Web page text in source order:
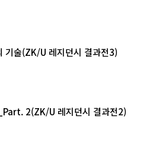
기술(ZK/U 레지던시 결과전3)
2(ZK/U 레지던시 결과전2)